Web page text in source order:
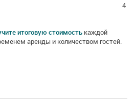
4
итоговую стоимость каждой
аренды и количеством гостей.